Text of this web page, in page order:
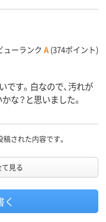
ューランク A (374ポイント)
です。白なので、汚れが
な？と思いました。
された内容です。
見る